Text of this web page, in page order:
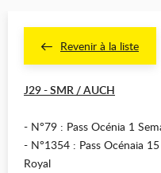
Revenir à la liste
J29 - SMR / AUCH
- N°79 : Pass Océnia 1
- N°1354 : Pass Océnaia
Royal